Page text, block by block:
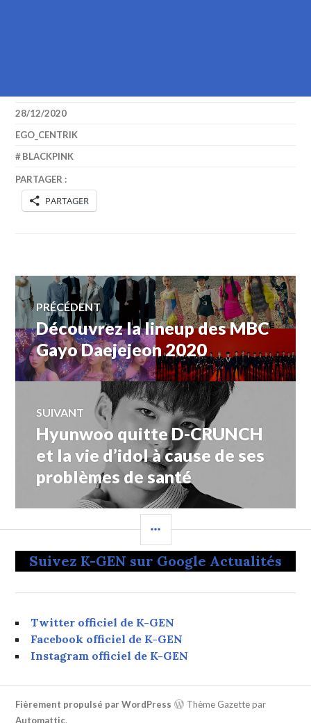
28/12/2020
EGO_CENTRIK
BLACKPINK
PARTAGER :
PARTAGER
Navigation
de
l’article
PRÉCÉDENT
Article
précédent :
Découvrez la lineup des MBC
Gayo Daejejeon 2020
SUIVANT
Article
Suivant:
Hyunwoo quitte D-CRUNCH
et la vie d’idol à cause de ses
problèmes de santé
LATÉRALE
Suivez K-GEN sur Google Actualités
Twitter officiel de K-GEN
Facebook officiel de K-GEN
Instagram officiel de K-GEN
Fièrement propulsé par WordPress
Thème Gazette par
Automattic.